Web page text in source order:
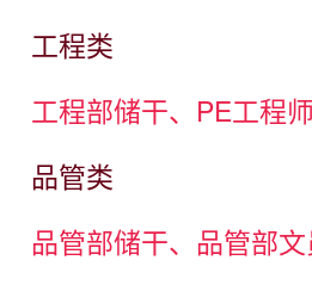
工程类
工程部储干、PE工程
品管类
品管部储干、品管部